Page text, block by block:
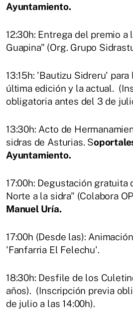
Ayuntamiento.
12:30h: Entrega del premio a
Guapina" (Org. Grupo
13:15h: 'Bautizu Sidreru'
última edición y la actual.
obligatoria antes del 3 de
13:30h: Acto de
sidras de Asturias. S
Ayuntamiento.
17:00h: Degustación gratuita
Norte a la sidra" (Colabora
Manuel Uría.
17:00h (Desde las):
'Fanfarria El Felechu'.
18:30h: Desfile de los
años). (Inscripción previa
de julio a las 14:00h).